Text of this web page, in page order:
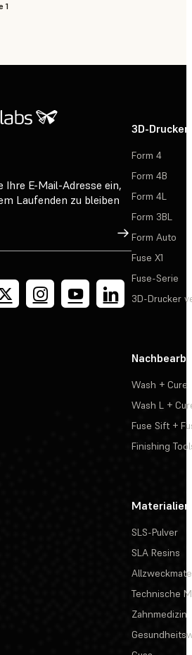
1
Ihre E-Mail-Adresse ein,
Laufenden zu bleiben
Registrieren
3D-Drucker
Form 4
Form 4B
Form 4L
Form 3BL
Form Auto
Fuse X1
Fuse-Serie
3D-Drucker
Wash + Cure
Wash L +
Fuse Sift +
Finishing
Materialien
SLS-Pulver
SLA Resins
Technische
Zahnmedizin